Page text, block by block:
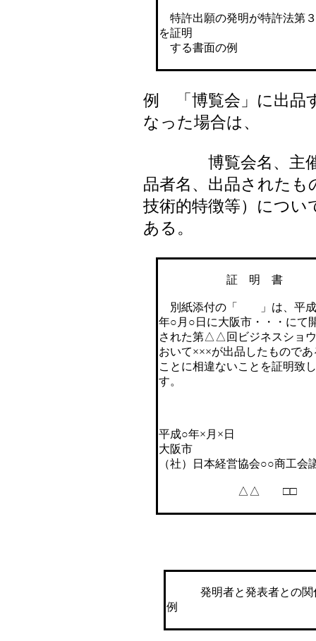
特許出願の発明が特許法第
を証明
する書面の例
例 「博覧会」に出品
なった場合は、
博覧会名、主催者
品者名、出品されたも
技術的特徴等）につい
ある。
証 明 書
別紙添付の「 」は、平
年○月○日に大阪市・・・にて
された第△△回ビジネスショ
おいて×××が出品したものであ
ことに相違ないことを証明致
す。
平成○年×月×日
大阪市
（社）日本経営協会○○商工会
△△ □□
発明者と発表者との関係
例